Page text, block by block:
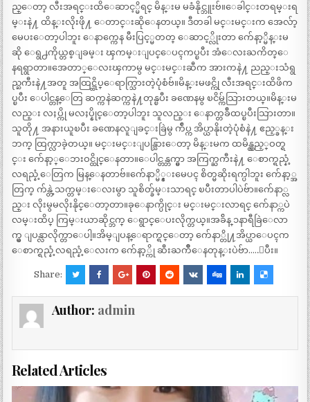
ည္ေတာ့ လီးအရင္းထိေဆာင့္မိရင္ မိန္းမ မခံနိုင္ဘူးဗ်။ေခါင္းတရမ္းရ
မ္းနဲ႔ ထိန္းလိုးဖို႔ ေတာင္းဆိုေနတယ္။ ဒီတခါ မင္းမင္းက အေလ်ာ့
မေပးေတာ့ပါဘူး ေနာက္ကေန မီးပြင့္မတတ္ ေဆာင့္လိုးတာ က်ေနာ့္မိန္းမ
ဆို ေရွ႕ကိုယ္တစ္ျခမ္း ၾကမ္းျပင္ေပၚကပ္ၿပီး အံေလးႀကိတ္ေ
နရရွာတာ။အေတာ္ေလးၾကာမွ မင္းမင္းဆီက အားကနဲ႔ ညည္းသံရွ
ည္ႀကီးနဲ႔အတူ အထြဋ္ထိပ္ေရာက္သြားတဲ့ပုံစံဗ်။မိန္းမဖင္ကို လီးအရင္းထိဖိက
ပ္ၿပီး ေပါင္တန္ေတြ ဆက္ကနဲဆက္ကနဲ႔တုန္ၿပီး ခဏေနမွ ၿငိမ္က်သြားတယ္။မိန္းမ
လည္း လႈပ္ကို မလႈပ္နိုင္ေတာ့ပါဘူး သူလည္း ေနာက္တခ်ီထပ္ၿပီးသြားတာ။
သူတို႔ အနားယူၿပီး ခဏေနလူျခင္းခြဲမွ က်ဳပ္က အိပ္ယာနိုးတဲ့ပုံစံနဲ႔ ဧည့္ခန္း
ဘက္ ထြက္လာခဲ့တယ္။ မင္းမင္းျပန္သြားေတာ့ မိန္းမက ထမိန္လွည့္ဝတ္ရ
င္း က်ေနာ့္ေဘးဝင္ထိုင္ေနတာ။ေပါင္တန္ဘက္မွာ အကြက္ႀကီးနဲ႔ ေစာက္ရည္နံ့
လရည္နံ့ေတြက မြန္ေနတာဗ်။က်ေနာ္မိ္န္းမေပၚ စိတ္မဆိုးရက္ပါဘူး က်ေနာ့္အ
တြက္ က်န္တဲ့သက္တမ္းေလးမွာ သူစိတ္ခ်မ္းသာရင္ ၿပီးတာပါပဲဗ်ာ။က်ေနာ္လ
ည္း လိုးမွမလိုးနိုင္ေတာ့တာ။ခုေနာက္ပိုင္း မင္းမင္းလာရင္ က်ေနာ္ကပဲ
လမ္းထိပ္ ကြမ္းယာဆိုင္ဘက္ ေရွာင္ေပးလိုက္တယ္။အခ်ိန္ ၁နာရီခြဲေလာ
က္မွ ျပန္လာလိုက္တာေပါ့။အိမ္ျပန္ေရာက္ရင္ေတာ့ က်ေနာ္တို႔အိပ္ယာေပၚက
ေစာက္ရည္နံ့လရည္နံ့ေလးက က်ေနာ့္ကို ဆီးႀကိဳေနတုန္းပဲဗ်ာ…..ျပီး။
Share:
Author: admin
Related Articles